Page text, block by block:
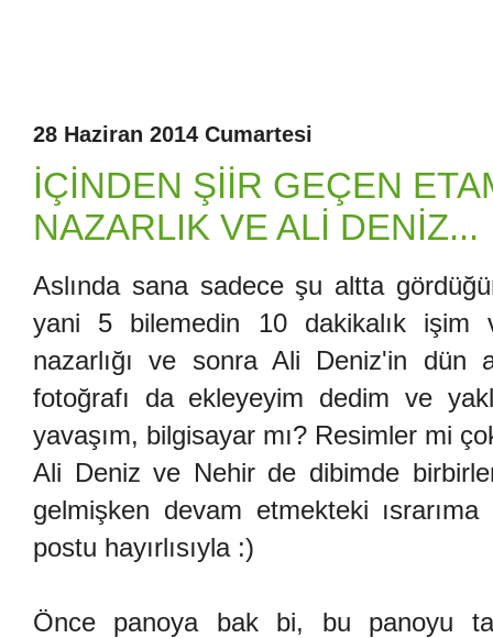
28 Haziran 2014 Cumartesi
İÇİNDEN ŞİİR GEÇEN
NAZARLIK VE ALİ DENİZ...
Aslında sana sadece şu altta
yani 5 bilemedin 10 dakikalık işim
nazarlığı ve sonra Ali Deniz'in dün
fotoğrafı da ekleyeyim dedim ve
yavaşım, bilgisayar mı? Resimler mi
Ali Deniz ve Nehir de dibimde
gelmişken devam etmekteki
postu hayırlısıyla :)
Önce panoya bak bi, bu panoyu